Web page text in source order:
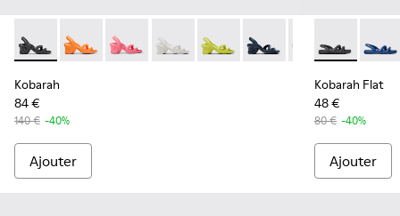
Kobarah - K100839-006 - Sandales synthétiques noires Pour
Kobarah - K100839-034
Kobarah - K100839-032
Kobarah - K100839-028
Kobarah - K100839-027
Kobarah - K100839-026
Kobarah -Kobarah -
Kobarah
84 €
140 € -40%
Ajouter
Kobarah
Kobarah Flat
48 €
80 € -40%
Ajouter